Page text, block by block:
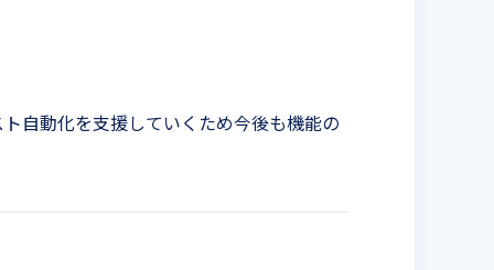
自動化を支援していくため今後も機能の